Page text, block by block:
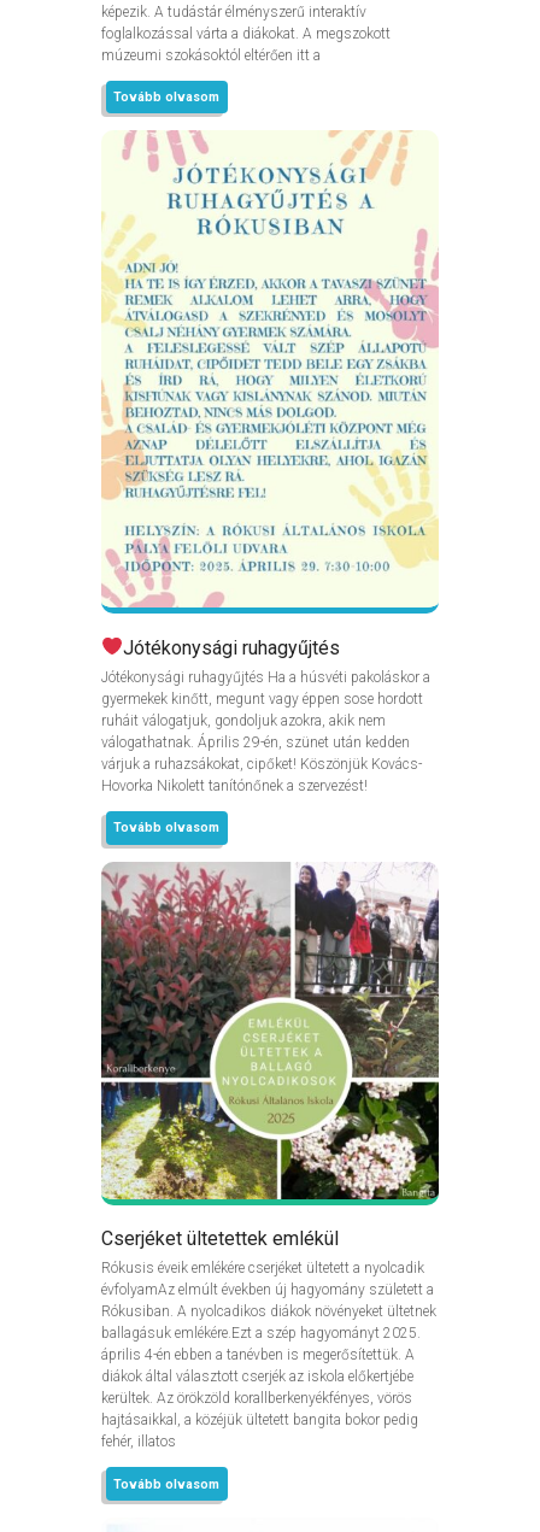
képezik. A tudástár élményszerű interaktív
foglalkozással várta a diákokat. A megszokott
múzeumi szokásoktól eltérően itt a
Tovább olvasom
Jótékonysági ruhagyűjtés
Jótékonysági ruhagyűjtés Ha a húsvéti pakoláskor a
gyermekek kinőtt, megunt vagy éppen sose hordott
ruháit válogatjuk, gondoljuk azokra, akik nem
válogathatnak. Április 29-én, szünet után kedden
várjuk a ruhazsákokat, cipőket! Köszönjük Kovács-
Hovorka Nikolett tanítónőnek a szervezést!
Tovább olvasom
Cserjéket ültetettek emlékül
Rókusis éveik emlékére cserjéket ültetett a nyolcadik
évfolyamAz elmúlt években új hagyomány született a
Rókusiban. A nyolcadikos diákok növényeket ültetnek
ballagásuk emlékére.Ezt a szép hagyományt 2025.
április 4-én ebben a tanévben is megerősítettük. A
diákok által választott cserjék az iskola előkertjébe
kerültek. Az örökzöld korallberkenyékfényes, vörös
hajtásaikkal, a közéjük ültetett bangita bokor pedig
fehér, illatos
Tovább olvasom